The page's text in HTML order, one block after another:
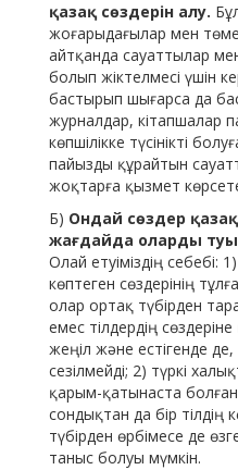
қазақ сөздерін алу.
жоғарыдағылар мен
айтқанда сауаттылар
болып жіктелмесі үшін
бастырып шығарса да
журналдар, кітапшалар
көпшілікке түсінікті
пайызды құрайтын
жоқтарға қызмет
Б) Ондай сөздер
жағдайда оларды
Олай етуіміздің себебі:
көптеген сөздерінің
олар ортақ түбірден
емес тілдердің
жеңіл және естігенде
сезілмейді; 2) түркі
қарым-қатынаста
сондықтан да бір тілдің
түбірден өрбімесе де
таныс болуы мүмкін.